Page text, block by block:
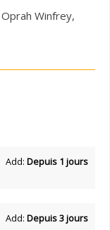
Winfrey,
Add: Depuis 1 jours
Add: Depuis 3 jours